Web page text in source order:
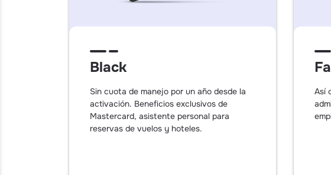
Black
Sin cuota de manejo por un año desde la
activación. Beneficios exclusivos de
Mastercard, asistente personal para
reservas de vuelos y hoteles.
Así